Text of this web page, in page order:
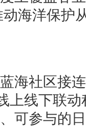
海洋保护
海社区接
上线下联
可参与的